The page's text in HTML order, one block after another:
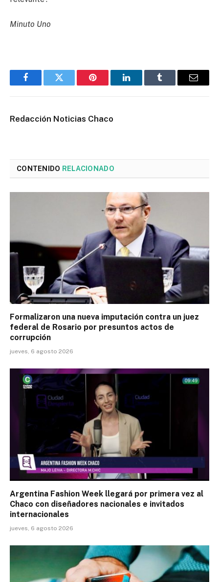
Minuto Uno
FacebookTwitter Pinterest LinkedInTumblr Email
Redacción Noticias Chaco
CONTENIDO RELACIONADO
Formalizaron una nueva imputación contra un juez
federal de Rosario por presuntos actos de
corrupción
jueves, 6 agosto 2026
Argentina Fashion Week llegará por primera vez al
Chaco con diseñadores nacionales e invitados
internacionales
jueves, 6 agosto 2026